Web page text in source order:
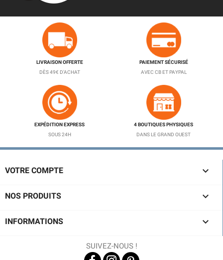
LIVRAISON OFFERTE
DÈS 49€ D'ACHAT
PAIEMENT SÉCURISÉ
AVEC CB ET PAYPAL
EXPÉDITION EXPRESS
SOUS 24H
4 BOUTIQUES PHYSIQUES
DANS LE GRAND OUEST
VOTRE COMPTE 
NOS PRODUITS 
INFORMATIONS 
SUIVEZ-NOUS !